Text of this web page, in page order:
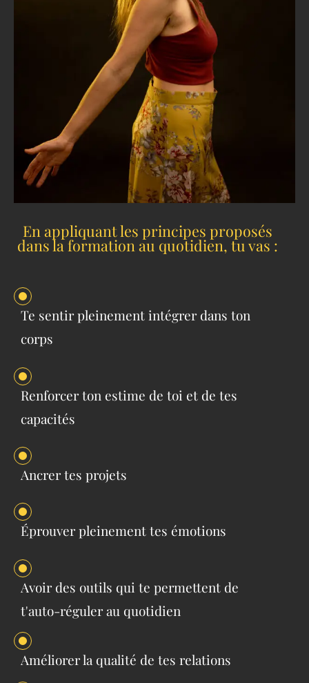
En appliquant les principes proposés
dans la formation au quotidien, tu vas :
Te sentir pleinement intégrer dans ton
corps
Renforcer ton estime de toi et de tes
capacités
Ancrer tes projets
Éprouver pleinement tes émotions
Avoir des outils qui te permettent de
t'auto-réguler au quotidien
Améliorer la qualité de tes relations